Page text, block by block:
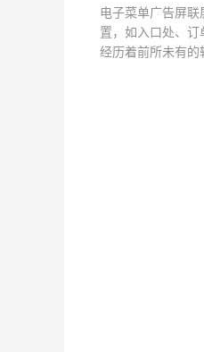
电子菜单广告屏
置，如入口处、
经历着前所未有的